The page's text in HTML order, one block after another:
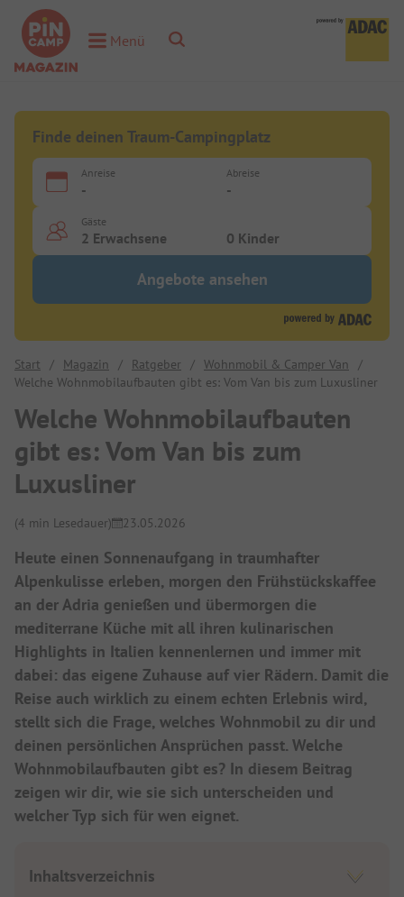
Toggle Menu
Menü Toggle Search
Finde deinen Traum-Campingplatz
Anreise
-
Abreise
-
Gäste
2 Erwachsene 0 Kinder
Angebote ansehen
Start / Magazin / Ratgeber / Wohnmobil & Camper Van
/
Welche Wohnmobilaufbauten gibt es: Vom Van bis zum Luxusliner
Welche Wohnmobilaufbauten
gibt es: Vom Van bis zum
Luxusliner
(4 min Lesedauer) 23.05.2026
Heute einen Sonnenaufgang in traumhafter
Alpenkulisse erleben, morgen den Frühstückskaffee
an der Adria genießen und übermorgen die
mediterrane Küche mit all ihren kulinarischen
Highlights in Italien kennenlernen und immer mit
dabei: das eigene Zuhause auf vier Rädern. Damit die
Reise auch wirklich zu einem echten Erlebnis wird,
stellt sich die Frage, welches Wohnmobil zu dir und
deinen persönlichen Ansprüchen passt. Welche
Wohnmobilaufbauten gibt es? In diesem Beitrag
zeigen wir dir, wie sie sich unterscheiden und
welcher Typ sich für wen eignet.
Inhaltsverzeichnis